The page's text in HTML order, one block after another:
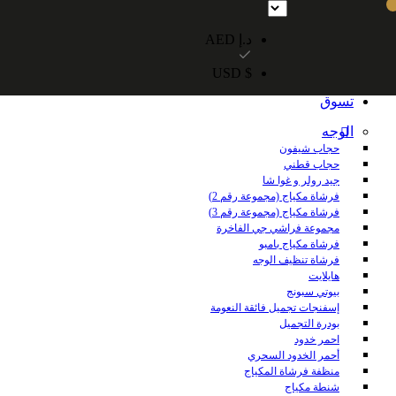
تسوق
الوجه
حجاب شيفون
حجاب قطني
جيد رولر و غوا شا
فرشاة مكياج (مجموعة رقم 2)
فرشاة مكياج (مجموعة رقم 3)
مجموعة فراشي جي الفاخرة
فرشاة مكياج بامبو
فرشاة تنظيف الوجه
هايلايت
بيوتي سبونج
إسفنجات تجميل فائقة النعومة
بودرة التجميل
احمر خدود
أحمر الخدود السحري
منظفة فرشاة المكياج
شنطة مكياج
د.إ AED
$ USD